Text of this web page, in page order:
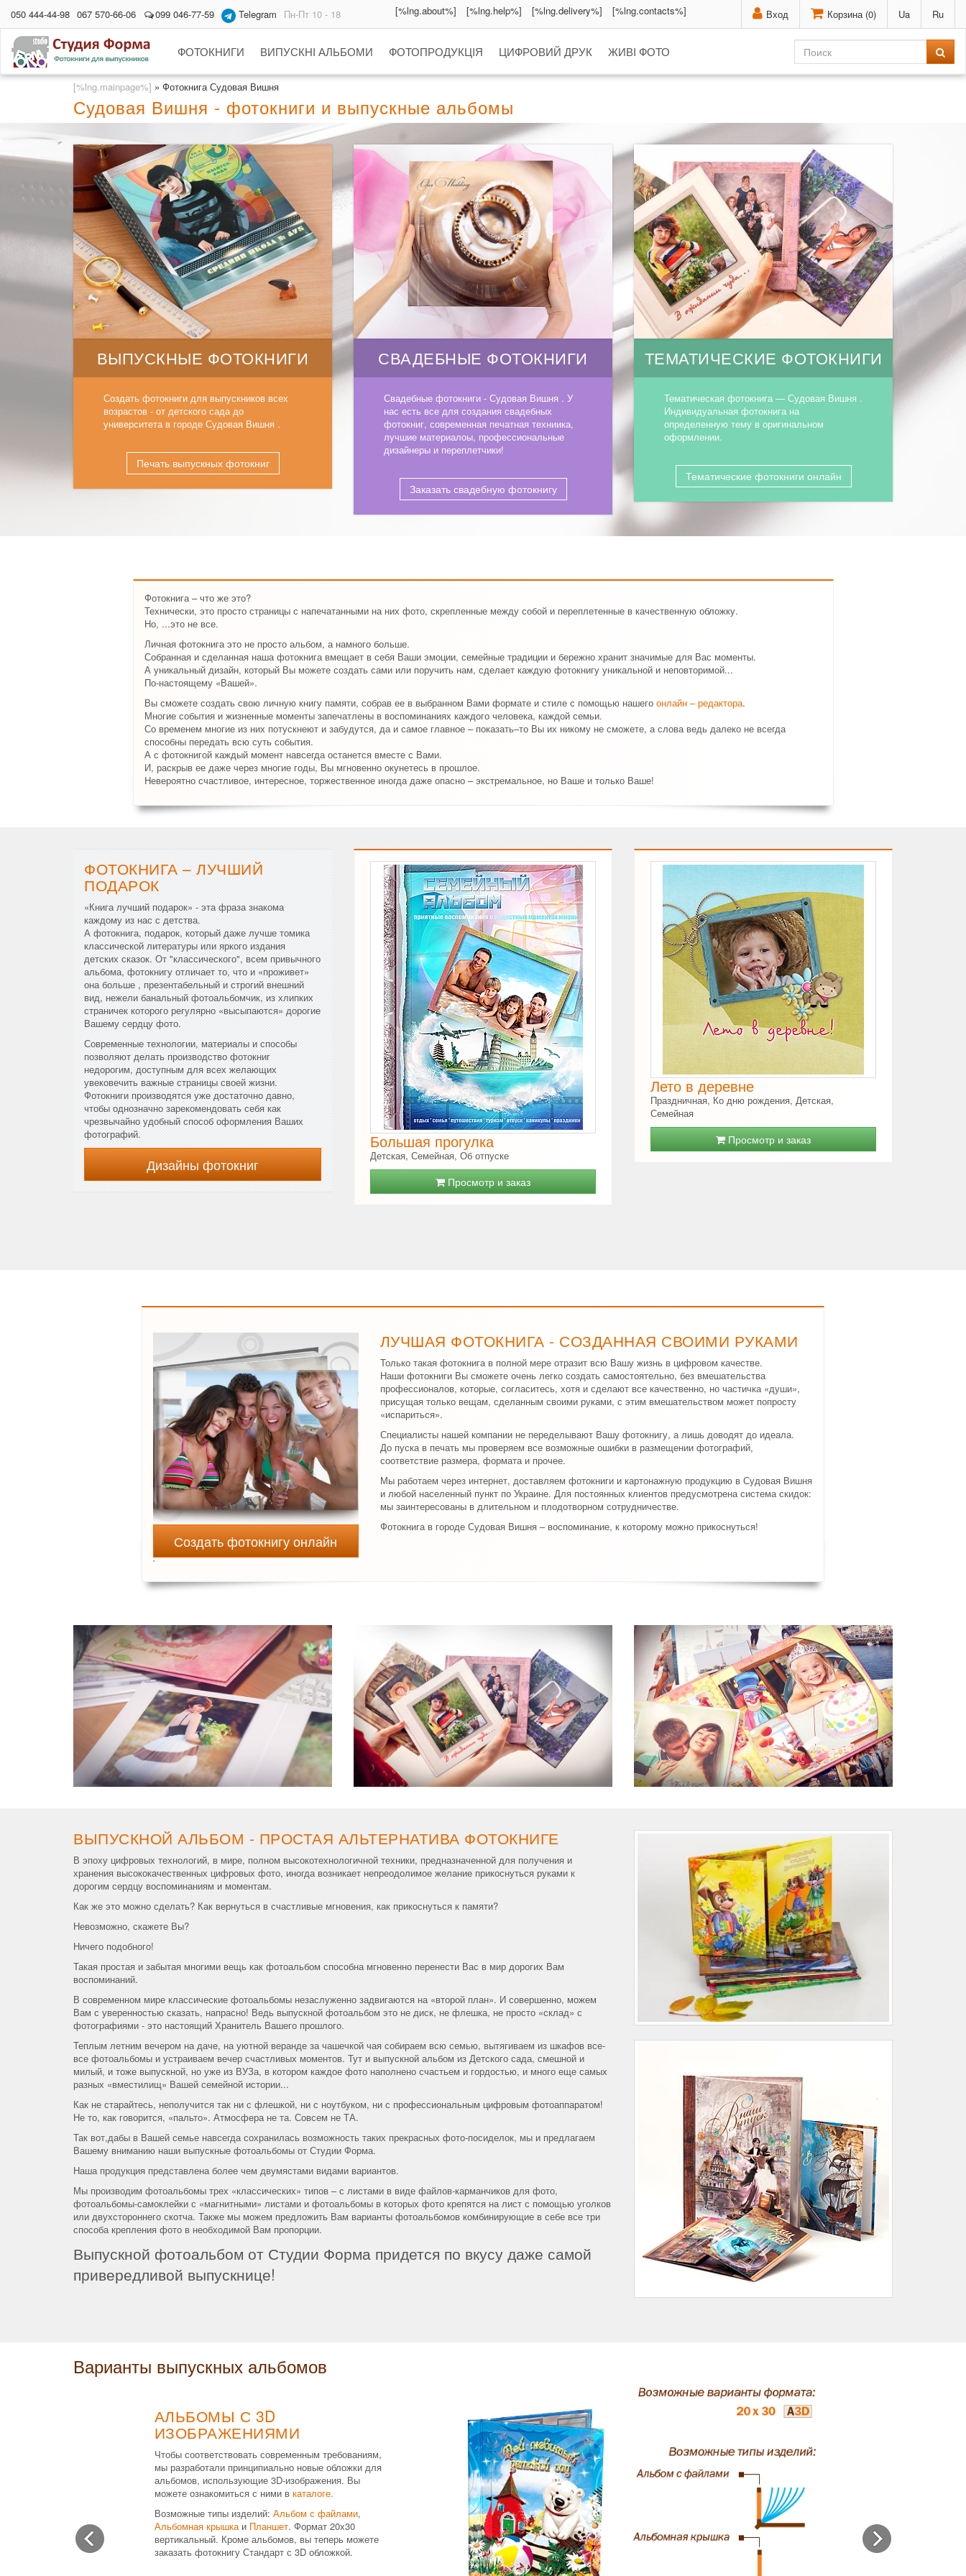
Вход Корзина (0) Ua Ru
050 444-44-98 067 570-66-06 099 046-77-59 Telegram Пн-Пт 10 - 18 [%lng.about%] [%lng.help%] [%lng.delivery%] [%lng.contacts%]
ФОТОКНИГИ ВИПУСКНІ АЛЬБОМИ ФОТОПРОДУКЦІЯ ЦИФРОВИЙ ДРУК ЖИВІ ФОТО
[%lng.mainpage%] » Фотокнига Судовая Вишня
Судовая Вишня - фотокниги и выпускные альбомы
ВЫПУСКНЫЕ ФОТОКНИГИ
Создать фотокниги для выпускников всех
возрастов - от детского сада до
университета в городе Судовая Вишня .
Печать выпускных фотокниг
СВАДЕБНЫЕ ФОТОКНИГИ
Свадебные фотокниги - Судовая Вишня . У
нас есть все для создания свадебных
фотокниг, современная печатная техниика,
лучшие материалоы, профессиональные
дизайнеры и переплетчики!
Заказать свадебную фотокнигу
ТЕМАТИЧЕСКИЕ ФОТОКНИГИ
Тематическая фотокнига — Судовая Вишня .
Индивидуальная фотокнига на
определенную тему в оригинальном
оформлении.
Тематические фотокниги онлайн
Фотокнига – что же это?
Технически, это просто страницы с напечатанными на них фото, скрепленные между собой и переплетенные в качественную обложку.
Но, ...это не все.
Личная фотокнига это не просто альбом, а намного больше.
Собранная и сделанная наша фотокнига вмещает в себя Ваши эмоции, семейные традиции и бережно хранит значимые для Вас моменты.
А уникальный дизайн, который Вы можете создать сами или поручить нам, сделает каждую фотокнигу уникальной и неповторимой...
По-настоящему «Вашей».
Вы сможете создать свою личную книгу памяти, собрав ее в выбранном Вами формате и стиле с помощью нашего онлайн – редактора.
Многие события и жизненные моменты запечатлены в воспоминаниях каждого человека, каждой семьи.
Со временем многие из них потускнеют и забудутся, да и самое главное – показать–то Вы их никому не сможете, а слова ведь далеко не всегда
способны передать всю суть события.
А с фотокнигой каждый момент навсегда останется вместе с Вами.
И, раскрыв ее даже через многие годы, Вы мгновенно окунетесь в прошлое.
Невероятно счастливое, интересное, торжественное иногда даже опасно – экстремальное, но Ваше и только Ваше!
ФОТОКНИГА – ЛУЧШИЙ
ПОДАРОК
«Книга лучший подарок» - эта фраза знакома
каждому из нас с детства.
А фотокнига, подарок, который даже лучше томика
классической литературы или яркого издания
детских сказок. От "классического", всем привычного
альбома, фотокнигу отличает то, что и «проживет»
она больше , презентабельный и строгий внешний
вид, нежели банальный фотоальбомчик, из хлипких
страничек которого регулярно «высыпаются» дорогие
Вашему сердцу фото.
Современные технологии, материалы и способы
позволяют делать производство фотокниг
недорогим, доступным для всех желающих
увековечить важные страницы своей жизни.
Фотокниги производятся уже достаточно давно,
чтобы однозначно зарекомендовать себя как
чрезвычайно удобный способ оформления Ваших
фотографий.
Дизайны фотокниг
Большая прогулка
Детская, Семейная, Об отпуске
Просмотр и заказ
Лето в деревне
Праздничная, Ко дню рождения, Детская,
Семейная
Просмотр и заказ
Создать фотокнигу онлайн
`
ЛУЧШАЯ ФОТОКНИГА - СОЗДАННАЯ СВОИМИ РУКАМИ
Только такая фотокнига в полной мере отразит всю Вашу жизнь в цифровом качестве.
Наши фотокниги Вы сможете очень легко создать самостоятельно, без вмешательства
профессионалов, которые, согласитесь, хотя и сделают все качественно, но частичка «души»,
присущая только вещам, сделанным своими руками, с этим вмешательством может попросту
«испариться».
Специалисты нашей компании не переделывают Вашу фотокнигу, а лишь доводят до идеала.
До пуска в печать мы проверяем все возможные ошибки в размещении фотографий,
соответствие размера, формата и прочее.
Мы работаем через интернет, доставляем фотокниги и картонажную продукцию в Судовая Вишня
и любой населенный пункт по Украине. Для постоянных клиентов предусмотрена система скидок:
мы заинтересованы в длительном и плодотворном сотрудничестве.
Фотокнига в городе Судовая Вишня – воспоминание, к которому можно прикоснуться!
ВЫПУСКНОЙ АЛЬБОМ - ПРОСТАЯ АЛЬТЕРНАТИВА ФОТОКНИГЕ
В эпоху цифровых технологий, в мире, полном высокотехнологичной техники, предназначенной для получения и
хранения высококачественных цифровых фото, иногда возникает непреодолимое желание прикоснуться руками к
дорогим сердцу воспоминаниям и моментам.
Как же это можно сделать? Как вернуться в счастливые мгновения, как прикоснуться к памяти?
Невозможно, скажете Вы?
Ничего подобного!
Такая простая и забытая многими вещь как фотоальбом способна мгновенно перенести Вас в мир дорогих Вам
воспоминаний.
В современном мире классические фотоальбомы незаслуженно задвигаются на «второй план». И совершенно, можем
Вам с уверенностью сказать, напрасно! Ведь выпускной фотоальбом это не диск, не флешка, не просто «склад» с
фотографиями - это настоящий Хранитель Вашего прошлого.
Теплым летним вечером на даче, на уютной веранде за чашечкой чая собираем всю семью, вытягиваем из шкафов все-
все фотоальбомы и устраиваем вечер счастливых моментов. Тут и выпускной альбом из Детского сада, смешной и
милый, и тоже выпускной, но уже из ВУЗа, в котором каждое фото наполнено счастьем и гордостью, и много еще самых
разных «вместилищ» Вашей семейной истории...
Как не старайтесь, неполучится так ни с флешкой, ни с ноутбуком, ни с профессиональным цифровым фотоаппаратом!
Не то, как говорится, «пальто». Атмосфера не та. Совсем не ТА.
Так вот,дабы в Вашей семье навсегда сохранилась возможность таких прекрасных фото-посиделок, мы и предлагаем
Вашему вниманию наши выпускные фотоальбомы от Студии Форма.
Наша продукция представлена более чем двумястами видами вариантов.
Мы производим фотоальбомы трех «классических» типов – с листами в виде файлов-карманчиков для фото,
фотоальбомы-самоклейки с «магнитными» листами и фотоальбомы в которых фото крепятся на лист с помощью уголков
или двухстороннего скотча. Также мы можем предложить Вам варианты фотоальбомов комбинирующие в себе все три
способа крепления фото в необходимой Вам пропорции.
Выпускной фотоальбом от Студии Форма придется по вкусу даже самой
привередливой выпускнице!
Варианты выпускных альбомов
АЛЬБОМЫ С 3D
ИЗОБРАЖЕНИЯМИ
Чтобы соответствовать современным требованиям,
мы разработали принципиально новые обложки для
альбомов, использующие 3D-изображения. Вы
можете ознакомиться с ними в каталоге.
Возможные типы изделий: Альбом с файлами,
Альбомная крышкаи Планшет. Формат 20х30
вертикальный. Кроме альбомов, вы теперь можете
заказать фотокнигу Стандарт с 3D обложкой.